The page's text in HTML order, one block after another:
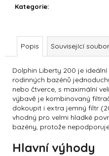
Kategorie:
Popis Související
Dolphin Liberty 200 je
rodinných bazénů
nebo čtverce, s maximální
výbavě je kombinovaný
dokoupit i extra jemný filtr
vhodný pro velmi hladké
bazény, protože
Hlavní výhody
e
DOLPHIN
S200
25
987
Kč